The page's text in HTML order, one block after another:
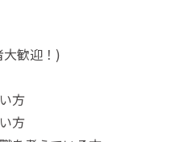
歓迎！)
方
方